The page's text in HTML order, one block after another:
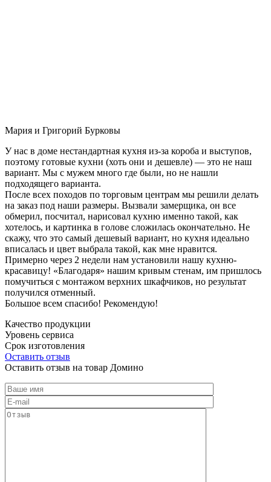
Мария и Григорий Бурковы
У нас в доме нестандартная кухня из-за короба и выступов,
поэтому готовые кухни (хоть они и дешевле) — это не наш
вариант. Мы с мужем много где были, но не нашли
подходящего варианта.
После всех походов по торговым центрам мы решили делать
на заказ под наши размеры. Вызвали замерщика, он все
обмерил, посчитал, нарисовал кухню именно такой, как
хотелось, и картинка в голове сложилась окончательно. Не
скажу, что это самый дешевый вариант, но кухня идеально
вписалась и цвет выбрала такой, как мне нравится.
Примерно через 2 недели нам установили нашу кухню-
красавицу! «Благодаря» нашим кривым стенам, им пришлось
помучиться с монтажом верхних шкафчиков, но результат
получился отменный.
Большое всем спасибо! Рекомендую!
Качество продукции
Уровень сервиса
Срок изготовления
Оставить отзыв
Оставить отзыв на товар Домино